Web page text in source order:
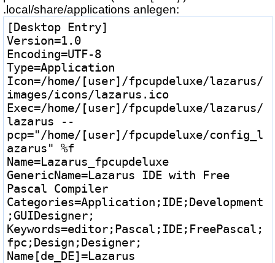
.local/share/applications anlegen:
[Desktop Entry]
Version=1.0
Encoding=UTF-8
Type=Application
Icon=/home/[user]/fpcupdeluxe/lazarus/
images/icons/lazarus.ico
Exec=/home/[user]/fpcupdeluxe/lazarus/
lazarus --
pcp="/home/[user]/fpcupdeluxe/config_l
azarus" %f
Name=Lazarus_fpcupdeluxe
GenericName=Lazarus IDE with Free
Pascal Compiler
Categories=Application;IDE;Development
;GUIDesigner;
Keywords=editor;Pascal;IDE;FreePascal;
fpc;Design;Designer;
Name[de_DE]=Lazarus